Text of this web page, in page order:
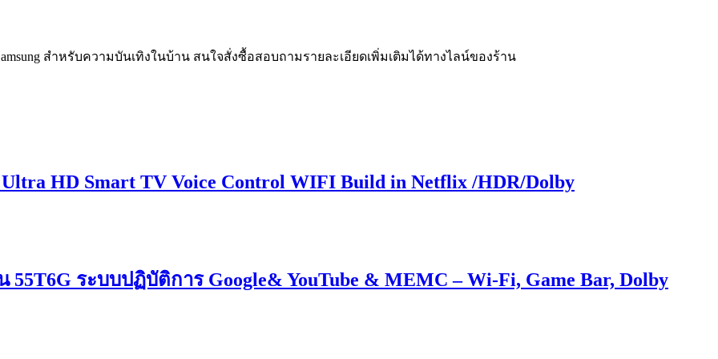
สำหรับความบันเทิงในบ้าน สนใจสั่งซื้อสอบถามรายละเอียดเพิ่มเติมได้ทางไลน์ของร้าน
HD Smart TV Voice Control WIFI Build in Netflix /HDR/Dolby
55T6G ระบบปฏิบัติการ Google& YouTube & MEMC – Wi-Fi, Game Bar, Dolby